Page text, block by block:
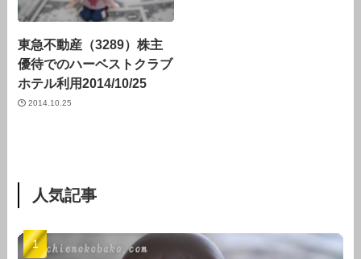
東急不動産（3289）株主
優待でのハーベストクラブ
ホテル利用2014/10/25
2014.10.25
人気記事